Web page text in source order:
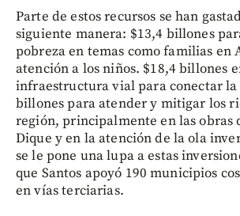
Parte de estos recursos se han
siguiente manera: $13,4 billones
pobreza en temas como familias en
atención a los niños. $18,4 billones
infraestructura vial para conectar la
billones para atender y mitigar los
región, principalmente en las obras
Dique y en la atención de la ola
se le pone una lupa a estas
que Santos apoyó 190 municipios
en vías terciarias.